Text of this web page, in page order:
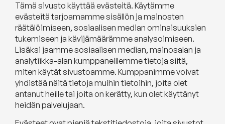
Tämä sivusto käyttää evästeitä. Käytämme
evästeitä tarjoamamme sisällön ja mainosten
räätälöimiseen, sosiaalisen median ominaisuuksien
tukemiseen ja kävijämäärämme analysoimiseen.
Lisäksi jaamme sosiaalisen median, mainosalan ja
analytiikka-alan kumppaneillemme tietoja siitä,
miten käytät sivustoamme. Kumppanimme voivat
yhdistää näitä tietoja muihin tietoihin, joita olet
antanut heille tai joita on kerätty, kun olet käyttänyt
heidän palvelujaan.